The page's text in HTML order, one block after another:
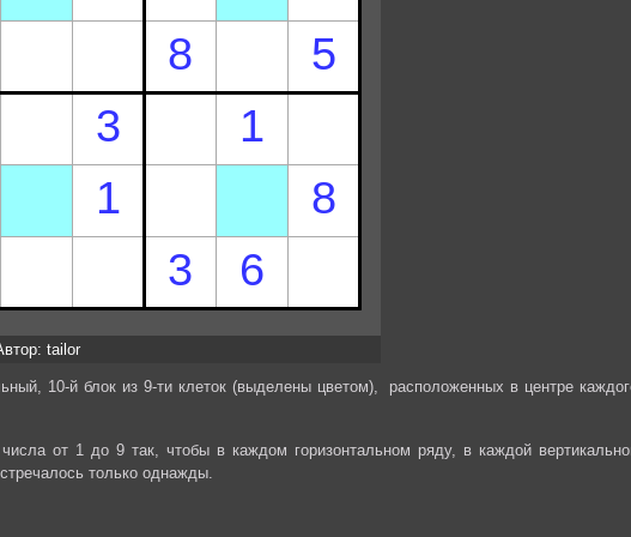
tailor
10-й блок из 9-ти клеток (выделены цветом), расположенных в центре
от 1 до 9 так, чтобы в каждом горизонтальном ряду, в каждой
только однажды.